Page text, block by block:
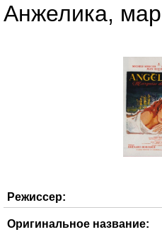
Анжелика,
Режиссер:
Оригинальное название: